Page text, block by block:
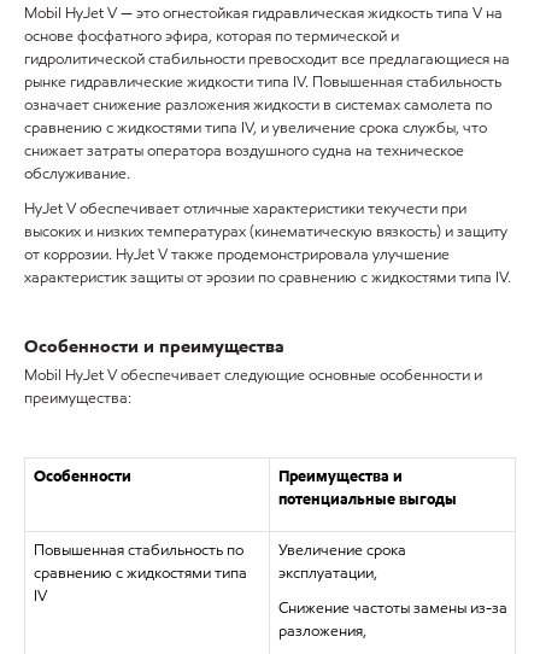
Mobil HyJet V — это огнестойкая гидравлическая жидкость типа V на
основе фосфатного эфира, которая по термической и
гидролитической стабильности превосходит все предлагающиеся на
рынке гидравлические жидкости типа IV. Повышенная стабильность
означает снижение разложения жидкости в системах самолета по
сравнению с жидкостями типа IV, и увеличение срока службы, что
снижает затраты оператора воздушного судна на техническое
обслуживание.
HyJet V обеспечивает отличные характеристики текучести при
высоких и низких температурах (кинематическую вязкость) и защиту
от коррозии. HyJet V также продемонстрировала улучшение
характеристик защиты от эрозии по сравнению с жидкостями типа IV.
Особенности и преимущества
Mobil HyJet V обеспечивает следующие основные особенности и
преимущества:
Особенности
Преимущества и
потенциальные выгоды
Повышенная стабильность по
сравнению с жидкостями типа
IV
Увеличение срока
эксплуатации,
Снижение частоты замены из-за
разложения,